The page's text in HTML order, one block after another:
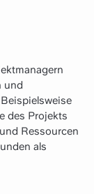
und
des Projekts
Ressourcen
als